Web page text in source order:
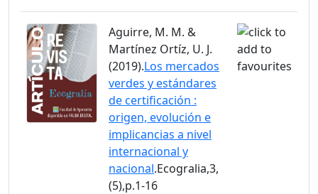
Aguirre, M. M. &
Martínez Ortíz, U. J.
(2019).Los mercados
verdes y estándares
de certificación :
origen, evolución e
implicancias a nivel
internacional y
nacional.Ecogralia,3,
(5),p.1-16